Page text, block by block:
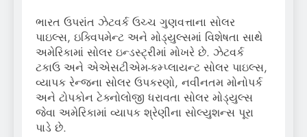
ભારત ઉપરાંત ઝેટવર્ક ઉચ્ચ ગુણવત્તાના સોલર
પાઇલ્સ, ઇક્વિપમેન્ટ અને મોડ્યુલ્સમાં વિશેષતા સાથે
અમેરિકામાં સોલર ઇન્ડસ્ટ્રીમાં મોખરે છે. ઝેટવર્ક
ટકાઉ અને એએસટીએમ-કમ્પ્લાયન્ટ સોલર પાઇલ્સ,
વ્યાપક રેન્જના સોલર ઉપકરણો, નવીનતમ મોનોપર્ક
અને ટોપકોન ટેક્નોલોજી ધરાવતા સોલર મોડ્યુલ્સ
જેવા અમેરિકામાં વ્યાપક શ્રેણીના સોલ્યુશન્સ પૂરા
પાડે છે.